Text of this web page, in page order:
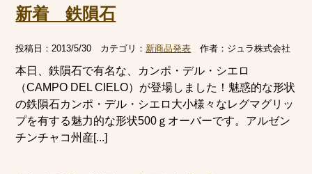
新着 鉄隕石
投稿日：2013/5/30 カテゴリ： 新商品発表 作者： ジュラ株式会社
本日、鉄隕石で有名な、カンポ・デル・シエロ
（CAMPO DEL CIELO）が登場しました！魅惑的な形状
の鉄隕石カンポ・デル・シエロ大小様々なレグマグリッ
プを有する魅力的な形状500ｇオーバーです。アルゼン
チンチャコ州産[...]